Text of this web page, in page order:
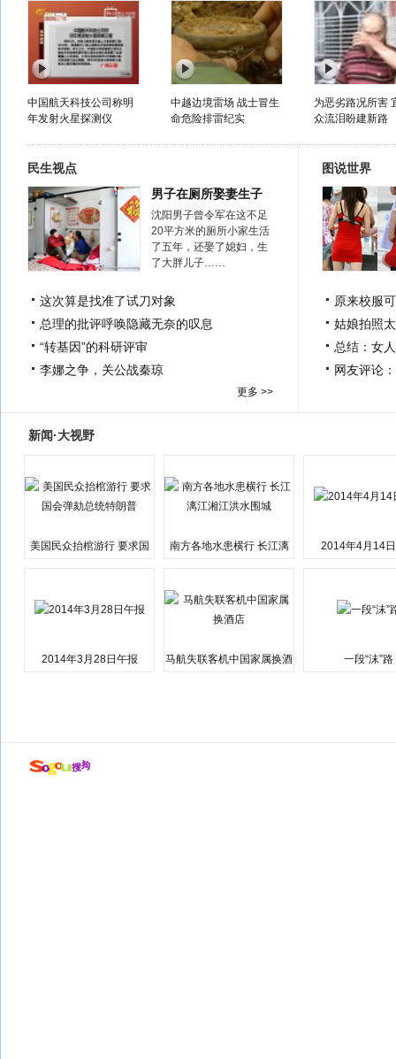
中国航天科技公司称明
年发射火星探测仪
中越边境雷场 战士冒生
命危险排雷纪实
为恶劣路况所害
众流泪盼建新路
民生视点
男子在厕所娶妻生子
沈阳男子曾令军在这不足
20平方米的厕所小家生活
了五年，还娶了媳妇，生
了大胖儿子……
这次算是找准了试刀对象
总理的批评呼唤隐藏无奈的叹息
“转基因”的科研评审
李娜之争，关公战秦琼
更多 >>
图说世界
原来校服
姑娘拍照
总结：女
网友评论
新闻·大视野
美国民众抬棺游行 要求国
南方各地水患横行 长江漓
2014年4月14
2014年3月28日午报
马航失联客机中国家属换酒
一段“沫”路